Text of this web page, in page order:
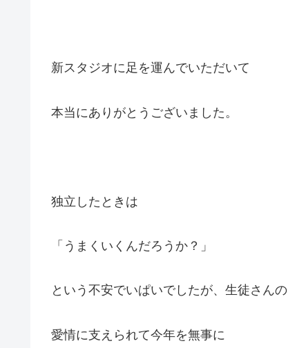
新スタジオに足を運んでいただいて
本当にありがとうございました。
独立したときは
「うまくいくんだろうか？」
という不安でいぱいでしたが、生徒さんの
愛情に支えられて今年を無事に